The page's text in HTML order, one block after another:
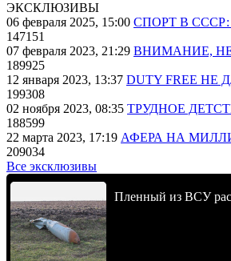
ЭКСКЛЮЗИВЫ
06 февраля 2025, 15:00 СПОРТ В
147151
07 февраля 2023, 21:29 ВНИМАНИЕ,
189925
12 января 2023, 13:37 DUTY FREE НЕ
199308
02 ноября 2023, 08:35 ТРУДНОЕ
188599
22 марта 2023, 17:19 АФЕРА НА
209034
Все эксклюзивы
Пленный из ВСУ